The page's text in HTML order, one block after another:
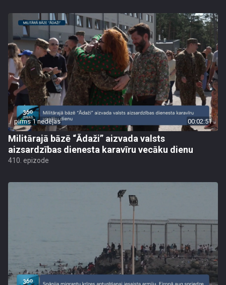
pirms 1 nedēļas 00:02:51
Militārajā bāzē “Ādaži” aizvada valsts
aizsardzības dienesta karavīru vecāku dienu
410. epizode